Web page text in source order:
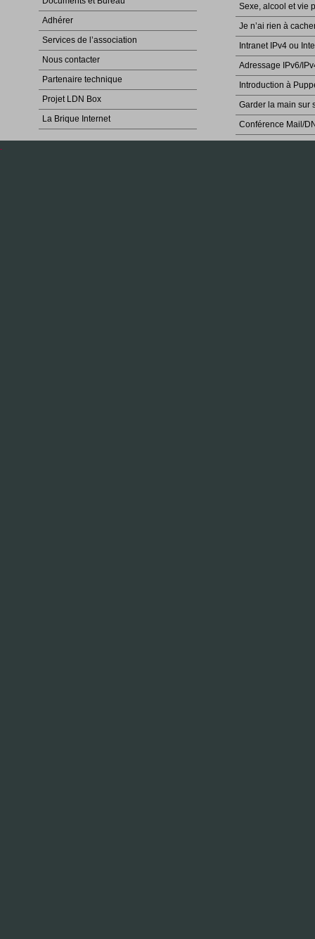
Adhérer
Services de l’association
Nous contacter
Partenaire technique
Projet LDN Box
La Brique Internet
Sexe, alcool et vie
Je n’ai rien à
Intranet IPv4 ou
Adressage IPv6/
Introduction à
Garder la main sur
Conférence Mail/